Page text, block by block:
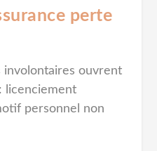
perte
involontaires ouvrent
licenciement
personnel non